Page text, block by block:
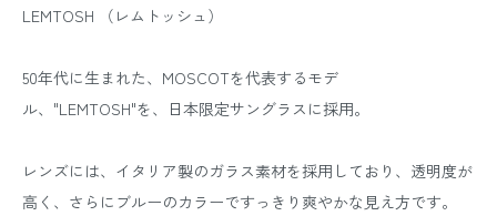
LEMTOSH （レムトッシュ）
50年代に生まれた、MOSCOTを代表するモデ
ル、"LEMTOSH"を、日本限定サングラスに採用。
レンズには、イタリア製のガラス素材を採用しており、透明度が
高く、さらにブルーのカラーですっきり爽やかな見え方です。